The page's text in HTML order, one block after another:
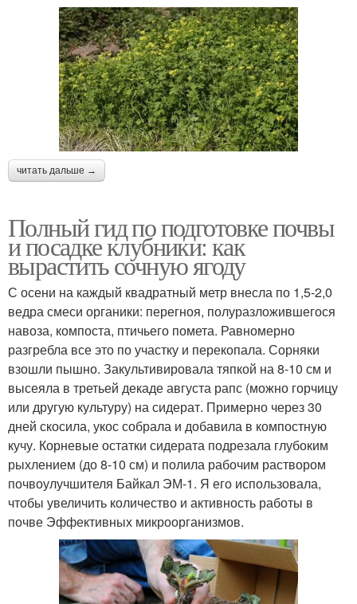
читать дальше →
Полный гид по подготовке почвы
и посадке клубники: как
вырастить сочную ягоду
С осени на каждый квадратный метр внесла по 1,5-2,0
ведра смеси органики: перегноя, полуразложившегося
навоза, компоста, птичьего помета. Равномерно
разгребла все это по участку и перекопала. Сорняки
взошли пышно. Закультивировала тяпкой на 8-10 см и
высеяла в третьей декаде августа рапс (можно горчицу
или другую культуру) на сидерат. Примерно через 30
дней скосила, укос собрала и добавила в компостную
кучу. Корневые остатки сидерата подрезала глубоким
рыхлением (до 8-10 см) и полила рабочим раствором
почвоулучшителя Байкал ЭМ-1. Я его использовала,
чтобы увеличить количество и активность работы в
почве Эффективных микроорганизмов.